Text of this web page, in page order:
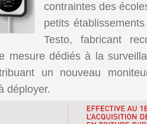
contraintes des
petits
Testo, fabricant
mesure dédiés à la
un nouveau
déployer.